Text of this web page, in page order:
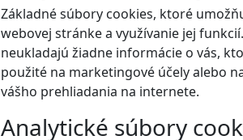
Základné súbory cookies, ktoré
webovej stránke a využívanie jej
neukladajú žiadne informácie o vás,
použité na marketingové účely alebo
vášho prehliadania na internete.
Analytické súbory